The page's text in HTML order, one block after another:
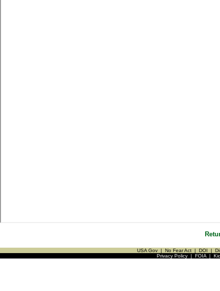
USA Gov | No Fear Act | DOI |
Privacy Policy| FOIA|